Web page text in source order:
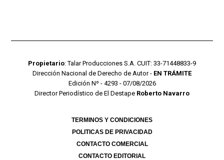
Propietario: Talar Producciones S.A. CUIT: 33-71448833-9
Dirección Nacional de Derecho de Autor - EN TRÁMITE
Edición Nº - 4293 - 07/08/2026
Director Periodístico de El Destape Roberto Navarro
TERMINOS Y CONDICIONES
POLITICAS DE PRIVACIDAD
CONTACTO COMERCIAL
CONTACTO EDITORIAL